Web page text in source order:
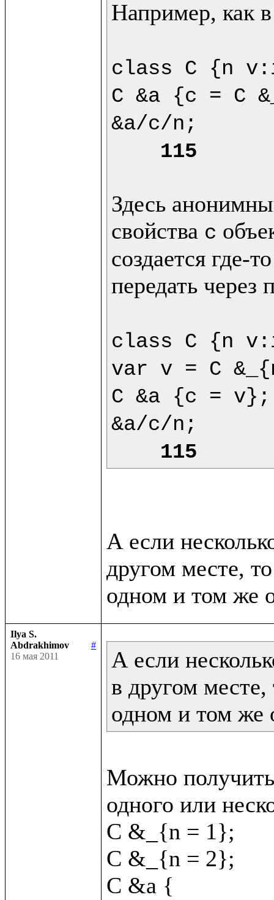
Например, как
class C {n
C &a {c = C
&a/c/n;
115
Здесь
свойства c
создается где-
передать
class C {n
var v = C
C &a {c = v};
&a/c/n;
115
А если
другом месте,
Ilya S.
Abdrakhimov
#
16 мая 2011
А если
в другом месте,
одном и том же
Можно
одного или
C &_{n = 1};
C &_{n = 2};
C &a {